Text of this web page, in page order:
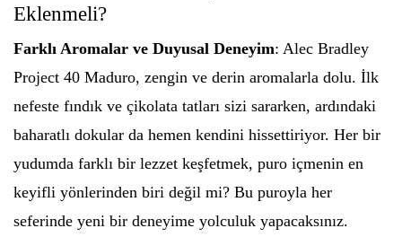
Eklenmeli?
Farklı Aromalar ve Duyusal Deneyim: Alec Bradley
Project 40 Maduro, zengin ve derin aromalarla dolu. İlk
nefeste fındık ve çikolata tatları sizi sararken, ardındaki
baharatlı dokular da hemen kendini hissettiriyor. Her bir
yudumda farklı bir lezzet keşfetmek, puro içmenin en
keyifli yönlerinden biri değil mi? Bu puroyla her
seferinde yeni bir deneyime yolculuk yapacaksınız.